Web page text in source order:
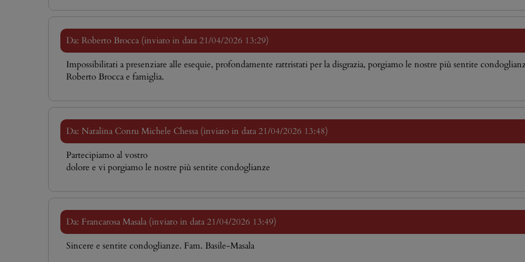
Da: Roberto Brocca (inviato in data 21/04/2026 13:29)
Impossibilitati a presenziare alle esequie, profondamente rattristati per la disgrazia, porgiamo le nostre più sentite
Roberto Brocca e famiglia.
Da: Natalina Conru Michele Chessa (inviato in data 21/04/2026 13:48)
Partecipiamo al vostro
dolore e vi porgiamo le nostre più sentite condoglianze
Da: Francarosa Masala (inviato in data 21/04/2026 13:49)
Sincere e sentite condoglianze. Fam. Basile-Masala